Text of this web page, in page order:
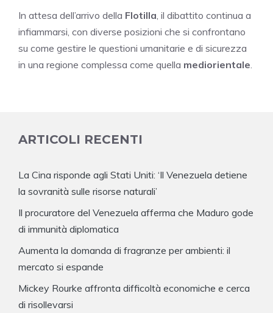
In attesa dell’arrivo della Flotilla, il dibattito continua a
infiammarsi, con diverse posizioni che si confrontano
su come gestire le questioni umanitarie e di sicurezza
in una regione complessa come quella mediorientale.
ARTICOLI RECENTI
La Cina risponde agli Stati Uniti: ‘Il Venezuela detiene
la sovranità sulle risorse naturali’
Il procuratore del Venezuela afferma che Maduro gode
di immunità diplomatica
Aumenta la domanda di fragranze per ambienti: il
mercato si espande
Mickey Rourke affronta difficoltà economiche e cerca
di risollevarsi